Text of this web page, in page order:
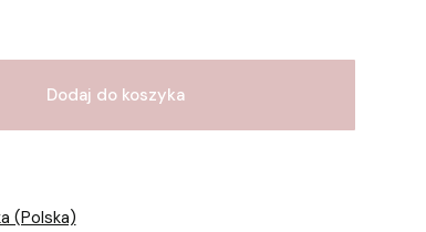
Dodaj do koszyka
(Polska)